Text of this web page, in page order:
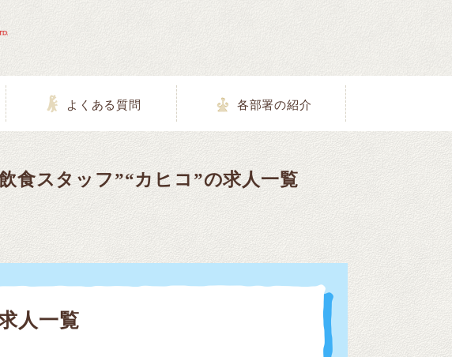
よくある質問 各部署の紹介
食スタッフ”“カヒコ”の求人一覧
人一覧